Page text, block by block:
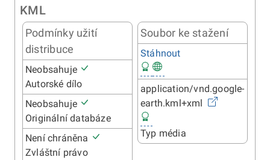
KML
Podmínky užití
distribuce
Neobsahuje
Autorské dílo
Neobsahuje
Originální databáze
Není chráněna
Zvláštní právo
Soubor ke stažení
Stáhnout
application/vnd.google-
earth.kml+xml
Typ média